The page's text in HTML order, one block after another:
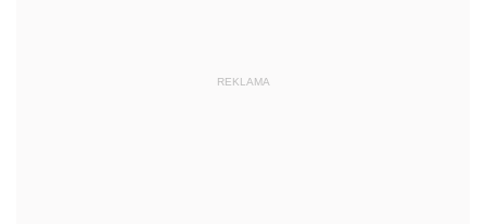
REKLAMA